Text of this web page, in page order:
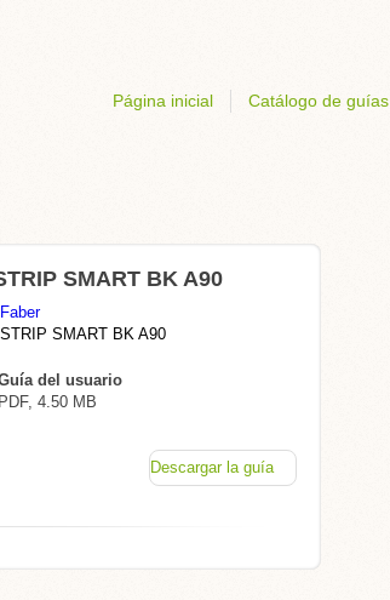
Página inicial Catálogo de guías
SMART BK A90
Faber
STRIP SMART BK A90
del usuario
PDF, 4.50 MB
Descargar la guía